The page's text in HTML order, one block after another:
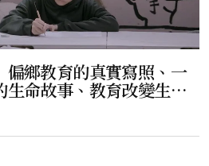
偏鄉教育的真實寫照、一
命故事、教育改變生